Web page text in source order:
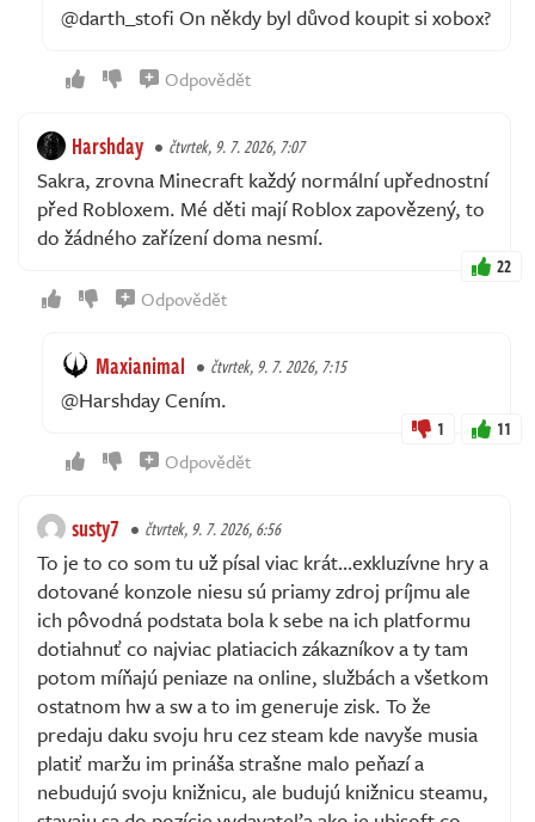
@darth_stofi On někdy byl důvod koupit si xobox?
Odpovědět
Harshday čtvrtek, 9. 7. 2026, 7:07
Sakra, zrovna Minecraft každý normální upřednostní
před Robloxem. Mé děti mají Roblox zapovězený, to
do žádného zařízení doma nesmí.
22
Odpovědět
Maxianimal čtvrtek, 9. 7. 2026, 7:15
@Harshday Cením.
1 11
Odpovědět
susty7 čtvrtek, 9. 7. 2026, 6:56
To je to co som tu už písal viac krát…exkluzívne hry a
dotované konzole niesu sú priamy zdroj príjmu ale
ich pôvodná podstata bola k sebe na ich platformu
dotiahnuť co najviac platiacich zákazníkov a ty tam
potom míňajú peniaze na online, službách a všetkom
ostatnom hw a sw a to im generuje zisk. To že
predaju daku svoju hru cez steam kde navyše musia
platiť maržu im prináša strašne malo peňazí a
nebudujú svoju knižnicu, ale budujú knižnicu steamu,